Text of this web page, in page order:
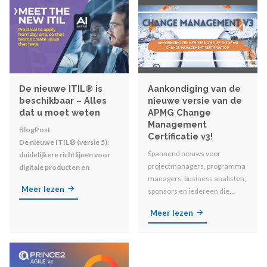
De nieuwe ITIL® is
beschikbaar – Alles
dat u moet weten
BlogPost
De nieuwe ITIL® (versie 5):
duidelijkere richtlijnen voor
digitale producten en
Meer lezen
Aankondiging van de
nieuwe versie van de
APMG Change
Management
Certificatie v3!
Spannend nieuws voor
projectmanagers, programma
managers, business analisten,
sponsors en iedereen die
organisatorische
Meer lezen